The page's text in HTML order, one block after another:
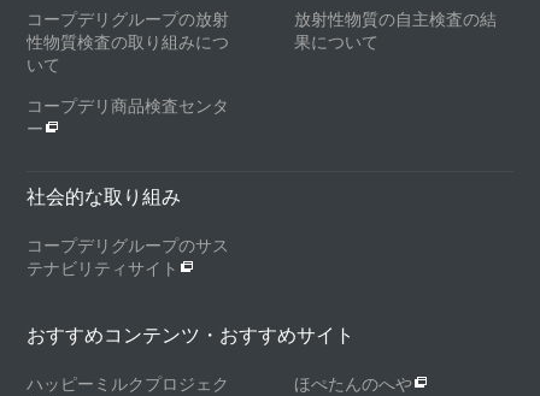
コープデリグループの放射
性物質検査の取り組みにつ
いて
放射性物質の自主検査の結
果について
コープデリ商品検査センタ
ー
社会的な取り組み
コープデリグループのサス
テナビリティサイト
おすすめコンテンツ・おすすめサイト
ハッピーミルクプロジェク
ほぺたんのへや